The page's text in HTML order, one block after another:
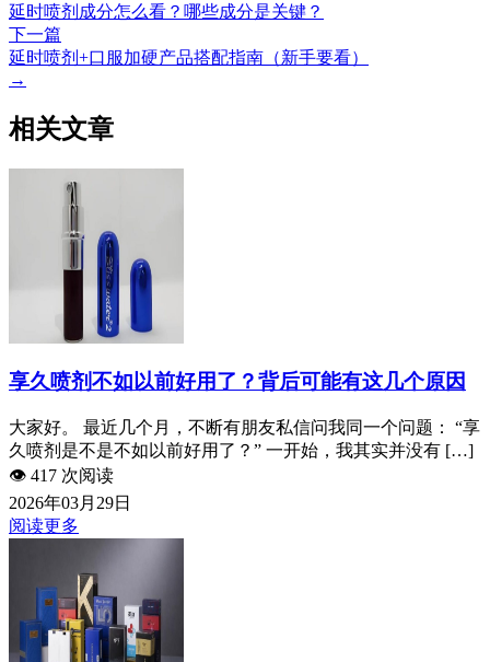
延时喷剂成分怎么看？哪些成分是关键？
下一篇
延时喷剂+口服加硬产品搭配指南（新手要看）
→
相关文章
享久喷剂不如以前好用了？背后可能有这几个原因
大家好。 最近几个月，不断有朋友私信问我同一个问题： “享
久喷剂是不是不如以前好用了？” 一开始，我其实并没有 […]
👁️ 417 次阅读
2026年03月29日
阅读更多